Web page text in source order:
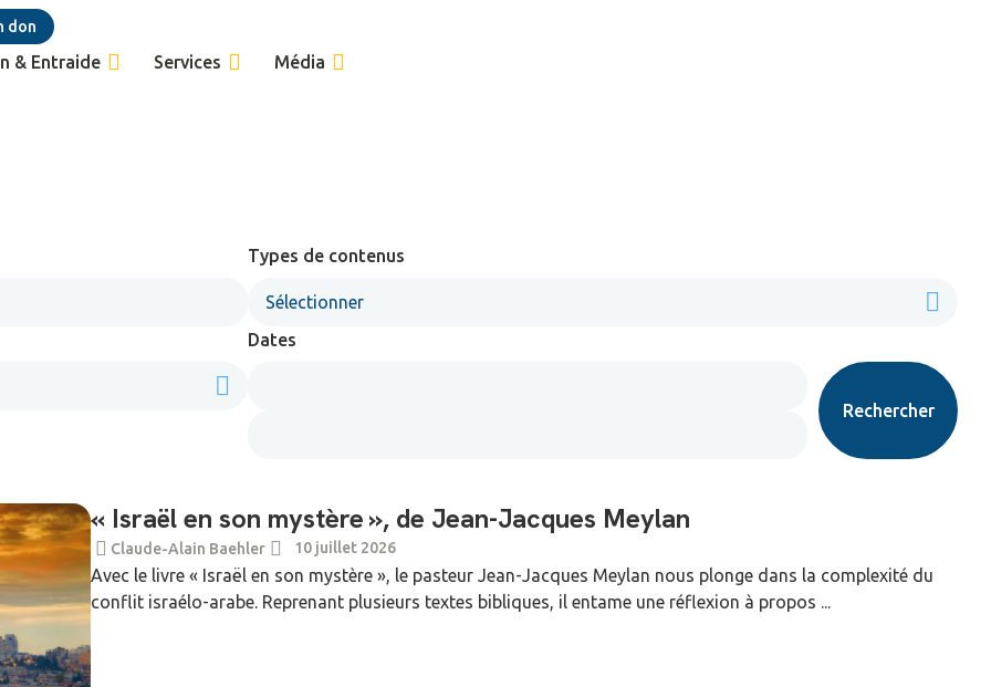
don
& Entraide Services Média
Types de contenus
Sélectionner
Dates
Rechercher
« Israël en son mystère », de Jean-Jacques Meylan
Claude-Alain Baehler 10 juillet 2026
Avec le livre « Israël en son mystère », le pasteur Jean-Jacques Meylan nous plonge dans la complexité du
conflit israélo-arabe. Reprenant plusieurs textes bibliques, il entame une réflexion à propos ...